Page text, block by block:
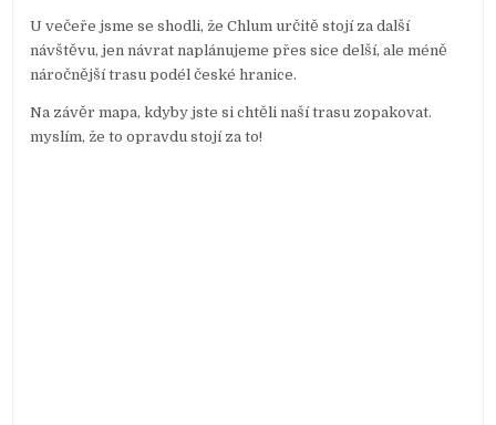
U večeře jsme se shodli, že Chlum určitě stojí za další
návštěvu, jen návrat naplánujeme přes sice delší, ale méně
náročnější trasu podél české hranice.
Na závěr mapa, kdyby jste si chtěli naší trasu zopakovat.
myslím, že to opravdu stojí za to!